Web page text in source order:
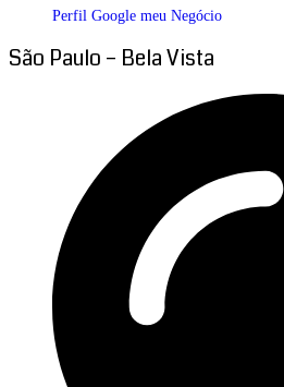
Perfil Google meu Negócio
São Paulo – Bela Vista